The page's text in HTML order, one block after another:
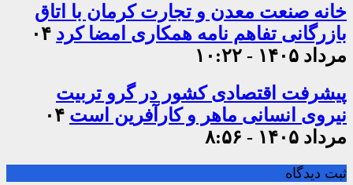
خانه صنعت معدن و تجارت کرمان با اتاق
بازرگانی تفاهم نامه همکاری امضا کرد ۰۴
مرداد ۱۴۰۵ - ۱۰:۲۲
پیشرفت اقتصادی کشور در گرو تربیت
نیروی انسانی ماهر و کارآفرین است ۰۴
مرداد ۱۴۰۵ - ۸:۵۶
ثبت دیدگاه